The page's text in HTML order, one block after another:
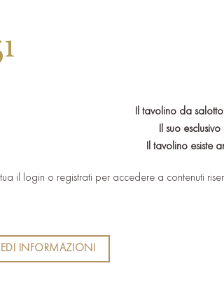
Il tavolino da
Il suo
Il tavolino esiste
il login o registrati per accedere a contenuti
INFORMAZIONI